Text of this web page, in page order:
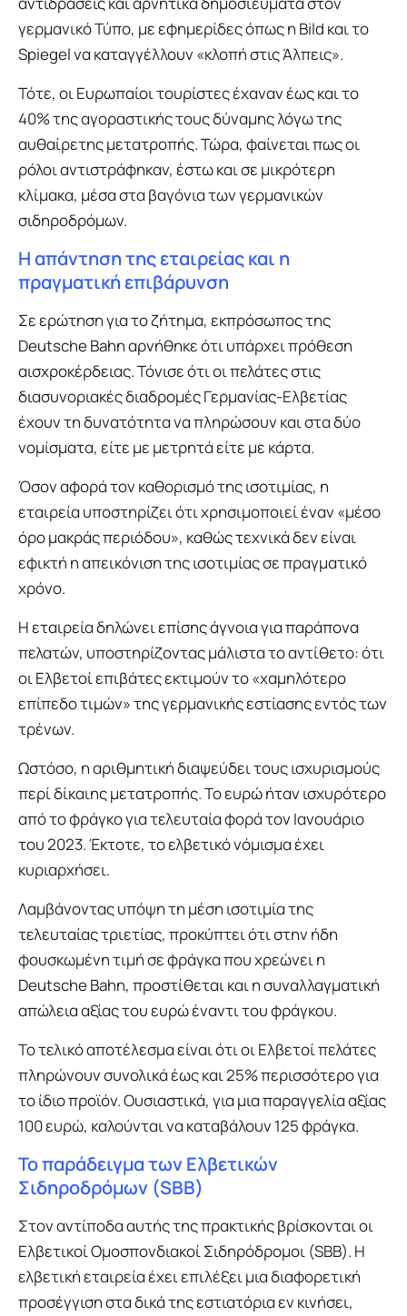
γερμανικό Τύπο, με εφημερίδες όπως η Bild και το
Spiegel να καταγγέλλουν «κλοπή στις Άλπεις».
Τότε, οι Ευρωπαίοι τουρίστες έχαναν έως και το
40% της αγοραστικής τους δύναμης λόγω της
αυθαίρετης μετατροπής. Τώρα, φαίνεται πως οι
ρόλοι αντιστράφηκαν, έστω και σε μικρότερη
κλίμακα, μέσα στα βαγόνια των γερμανικών
σιδηροδρόμων.
Η απάντηση της εταιρείας και η
πραγματική επιβάρυνση
Σε ερώτηση για το ζήτημα, εκπρόσωπος της
Deutsche Bahn αρνήθηκε ότι υπάρχει πρόθεση
αισχροκέρδειας. Τόνισε ότι οι πελάτες στις
διασυνοριακές διαδρομές Γερμανίας-Ελβετίας
έχουν τη δυνατότητα να πληρώσουν και στα δύο
νομίσματα, είτε με μετρητά είτε με κάρτα.
Όσον αφορά τον καθορισμό της ισοτιμίας, η
εταιρεία υποστηρίζει ότι χρησιμοποιεί έναν «μέσο
όρο μακράς περιόδου», καθώς τεχνικά δεν είναι
εφικτή η απεικόνιση της ισοτιμίας σε πραγματικό
χρόνο.
Η εταιρεία δηλώνει επίσης άγνοια για παράπονα
πελατών, υποστηρίζοντας μάλιστα το αντίθετο: ότι
οι Ελβετοί επιβάτες εκτιμούν το «χαμηλότερο
επίπεδο τιμών» της γερμανικής εστίασης εντός των
τρένων.
Ωστόσο, η αριθμητική διαψεύδει τους ισχυρισμούς
περί δίκαιης μετατροπής. Το ευρώ ήταν ισχυρότερο
από το φράγκο για τελευταία φορά τον Ιανουάριο
του 2023. Έκτοτε, το ελβετικό νόμισμα έχει
κυριαρχήσει.
Λαμβάνοντας υπόψη τη μέση ισοτιμία της
τελευταίας τριετίας, προκύπτει ότι στην ήδη
φουσκωμένη τιμή σε φράγκα που χρεώνει η
Deutsche Bahn, προστίθεται και η συναλλαγματική
απώλεια αξίας του ευρώ έναντι του φράγκου.
Το τελικό αποτέλεσμα είναι ότι οι Ελβετοί πελάτες
πληρώνουν συνολικά έως και 25% περισσότερο για
το ίδιο προϊόν. Ουσιαστικά, για μια παραγγελία αξίας
100 ευρώ, καλούνται να καταβάλουν 125 φράγκα.
Το παράδειγμα των Ελβετικών
Σιδηροδρόμων (SBB)
Στον αντίποδα αυτής της πρακτικής βρίσκονται οι
Ελβετικοί Ομοσπονδιακοί Σιδηρόδρομοι (SBB). Η
ελβετική εταιρεία έχει επιλέξει μια διαφορετική
προσέγγιση στα δικά της εστιατόρια εν κινήσει,